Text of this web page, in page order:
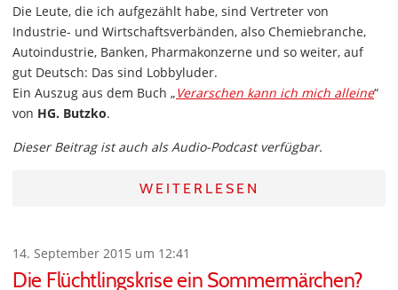
Die Leute, die ich aufgezählt habe, sind Vertreter von
Industrie- und Wirtschaftsverbänden, also Chemiebranche,
Autoindustrie, Banken, Pharmakonzerne und so weiter, auf
gut Deutsch: Das sind Lobbyluder.
Ein Auszug aus dem Buch „Verarschen kann ich mich alleine“
von HG. Butzko.
Dieser Beitrag ist auch als Audio-Podcast verfügbar.
WEITERLESEN
14. September 2015 um 12:41
Die Flüchtlingskrise ein Sommermärchen?